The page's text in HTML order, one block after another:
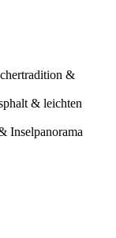
&
& leichten
Inselpanorama